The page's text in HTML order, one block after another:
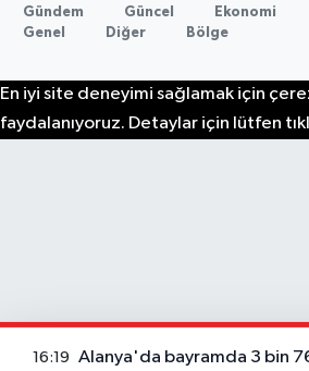
Gündem
Güncel
Ekonomi
Genel
Diğer Bölge
En iyi site deneyimi sağlamak için
faydalanıyoruz. Detaylar için lütfen
16:19
Alanya'da bayramda 3 bin